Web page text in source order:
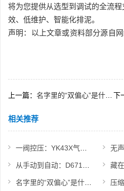
将为您提供从选型到调试的全流
效、低维护、智能化排泥。
声明：以上文章或资料部分源自网
上一篇： 名字里的“双偏心”是什么意思？带你认识高性能蝶阀 下
相关推荐